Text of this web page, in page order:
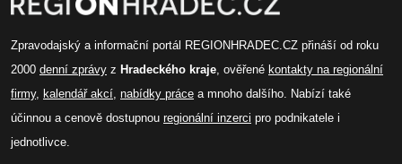
Zpravodajský a informační portál REGIONHRADEC.CZ přináší od roku
2000 denní zprávy z Hradeckého kraje , ověřené kontakty na regionální
firmy, kalendář akcí nabídky práce a mnoho dalšího. Nabízí také
účinnou a cenově dostupnou regionální inzerci pro podnikatele i
jednotlivce.